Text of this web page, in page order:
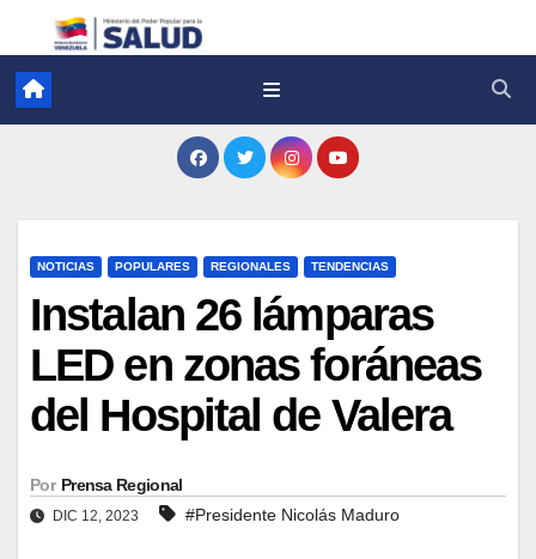
NOTICIAS POPULARES REGIONALES TENDENCIAS
Instalan 26 lámparas
LED en zonas foráneas
del Hospital de Valera
Por Prensa Regional
DIC 12, 2023 #Presidente Nicolás Maduro